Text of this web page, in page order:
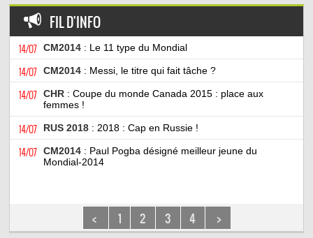
FIL D'INFO
14/07 CM2014 : Le 11 type du Mondial
14/07 CM2014 : Messi, le titre qui fait tâche ?
14/07 CHR : Coupe du monde Canada 2015 : place aux
femmes !
14/07 RUS 2018 : 2018 : Cap en Russie !
14/07 CM2014 : Paul Pogba désigné meilleur jeune du
Mondial-2014
< 1 2 3 4 >